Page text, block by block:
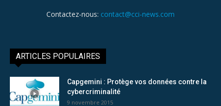
Contactez-nous: contact@cci-news.com
ARTICLES POPULAIRES
Capgemini : Protège vos données contre la
cybercriminalité
9 novembre 2015